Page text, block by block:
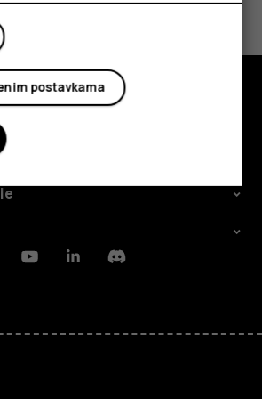
YoutubeLinkedinDiscord
postavkama